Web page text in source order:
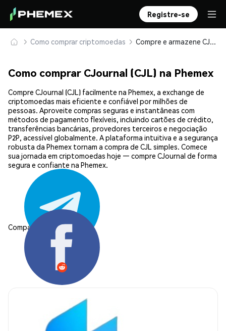
Registre-se
Como comprar criptomoedas Compre e armazene CJournal (CJL) com segurança
Como comprar CJournal (CJL) na Phemex
Compre CJournal (CJL) facilmente na Phemex, a exchange de
criptomoedas mais eficiente e confiável por milhões de
pessoas. Aproveite compras seguras e instantâneas com
métodos de pagamento flexíveis, incluindo cartões de crédito,
transferências bancárias, provedores terceiros e negociação
P2P, acessível globalmente. A plataforma intuitiva e a segurança
robusta da Phemex tornam a compra de CJL simples. Comece
sua jornada em criptomoedas hoje — compre CJournal de forma
segura e confiante na Phemex.
Compartilhar: